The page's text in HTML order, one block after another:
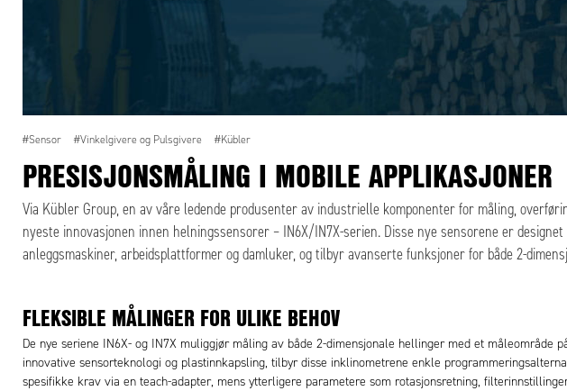
#Sensor #Vinkelgivere og Pulsgivere #Kübler
PRESISJONSMÅLING I MOBILE APPLIKASJONER
Via Kübler Group, en av våre ledende produsenter av industrielle komponenter for måling,
nyeste innovasjonen innen helningssensorer – IN6X/IN7X-serien. Disse nye sensorene er
anleggsmaskiner, arbeidsplattformer og damluker, og tilbyr avanserte funksjoner for både 2-
FLEKSIBLE MÅLINGER FOR ULIKE BEHOV
De nye seriene IN6X- og IN7X muliggjør måling av både 2-dimensjonale hellinger med et måleområde
innovative sensorteknologi og plastinnkapsling, tilbyr disse inklinometrene enkle
spesifikke krav via en teach-adapter, mens ytterligere parametere som rotasjonsretning,